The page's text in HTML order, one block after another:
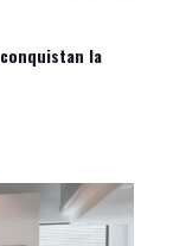
conquistan la